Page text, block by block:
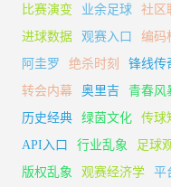
比赛演变
业余足球 社区
进球数据
观赛入口 编码
阿圭罗
绝杀时刻 锋线传
转会内幕
奥里吉 青春风
历史经典
绿茵文化 传球
API入口
行业乱象 足球
版权乱象
观赛经济学 平